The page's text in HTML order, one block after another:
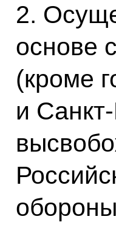
2.
основе
(кроме
и